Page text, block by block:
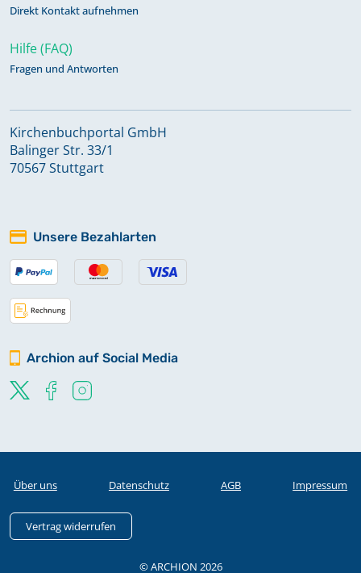
Direkt Kontakt aufnehmen
Hilfe (FAQ)
Fragen und Antworten
Kirchenbuchportal GmbH
Balinger Str. 33/1
70567 Stuttgart
Unsere Bezahlarten
Archion auf Social Media
Über uns Datenschutz AGB Impressum
Vertrag widerrufen
© ARCHION 2026